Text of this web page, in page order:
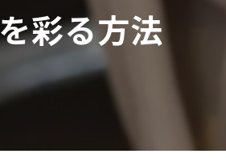
彩る方法